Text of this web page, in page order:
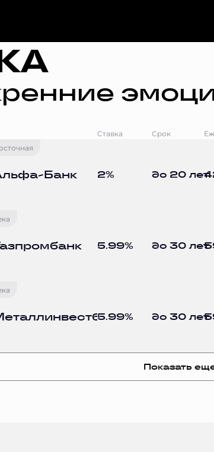
Ставка Срок
Банк 2% до 20 лет
5.99% до 30 лет
5.99% до 30 лет
Показать